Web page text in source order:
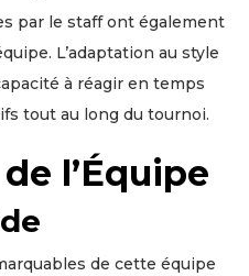
par le staff ont également
L’adaptation au style
à réagir en temps
tout au long du tournoi.
l’Équipe
de cette équipe